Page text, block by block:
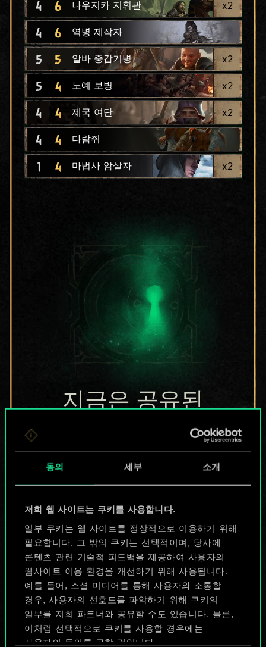
동의 세부 소개
저희 웹 사이트는 쿠키를 사용합니다.
일부 쿠키는 웹 사이트를 정상적으로 이용하기 위해
필요합니다. 그 밖의 쿠키는 선택적이며, 당사에
콘텐츠 관련 기술적 피드백을 제공하여 사용자의
웹사이트 이용 환경을 개선하기 위해 사용됩니다.
예를 들어, 소셜 미디어를 통해 사용자와 소통할
경우, 사용자의 선호도를 파악하기 위해 쿠키의
일부를 저희 파트너와 공유할 수도 있습니다. 물론,
이처럼 선택적으로 쿠키를 사용할 경우에는
사용자의 동의를 구할 것입니다.
4 6 나우지카 지휘관 x2
4 6 역병 제작자
5 5 알바 중갑기병 x2
5 4 노예 보병 x2
4 4 제국 여단 x2
4 4 다람쥐
1 4 마법사 암살자 x2
지금은 공유된
카드들에 지나지
않지만
무궁무진한
가능성을 가지고
있습니다!
덱 이름 짓기 & 가이드 작성하기
덱 편집